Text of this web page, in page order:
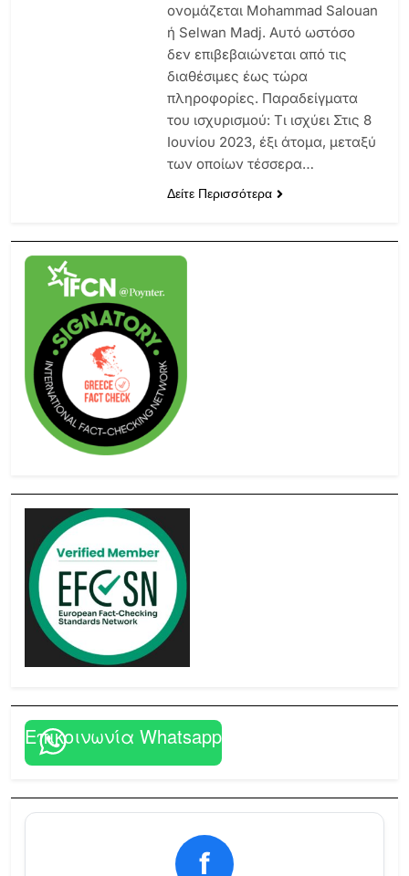
ονομάζεται Mohammad Salouan
ή Selwan Madj. Αυτό ωστόσο
δεν επιβεβαιώνεται από τις
διαθέσιμες έως τώρα
πληροφορίες. Παραδείγματα
του ισχυρισμού: Τι ισχύει Στις 8
Ιουνίου 2023, έξι άτομα, μεταξύ
των οποίων τέσσερα…
Δείτε Περισσότερα
Επικοινωνία Whatsapp
f